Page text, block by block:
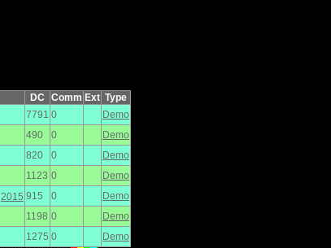
DC Comm Ext Type
7791 0
Demo
490 0
Demo
820 0
Demo
1123 0
Demo
2015 915 0
Demo
1198 0
Demo
1275 0
Demo